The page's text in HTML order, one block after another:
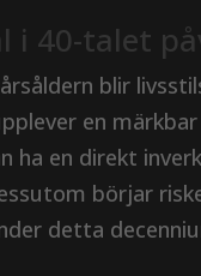
i 40-talet
blir
en
ha en direkt
börjar
detta